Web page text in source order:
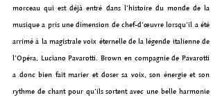
morceau qui est déjà entré dans l’histoire du monde de la
musique a pris une dimension de chef-d’œuvre lorsqu’il a été
arrimé à la magistrale voix éternelle de la légende italienne de
l’Opéra, Luciano Pavarotti. Brown en compagnie de Pavarotti
a donc bien fait marier et doser sa voix, son énergie et son
rythme de chant pour qu’ils sortent avec une belle harmonie